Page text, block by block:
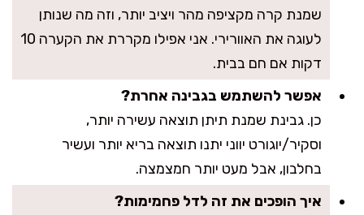
שמנת קרה מקציפה מהר ויציב יותר, וזה מה שנותן
לעוגה את האוורירי. אני אפילו מקררת את הקערה 10
דקות אם חם בבית.
אפשר להשתמש בגבינה אחרת?
כן. גבינת שמנת תיתן תוצאה עשירה יותר,
וסקיר/יוגורט יווני יתנו תוצאה בריא יותר ועשיר
בחלבון, אבל מעט יותר חמצמצה.
איך הופכים את זה לדל פחמימות?